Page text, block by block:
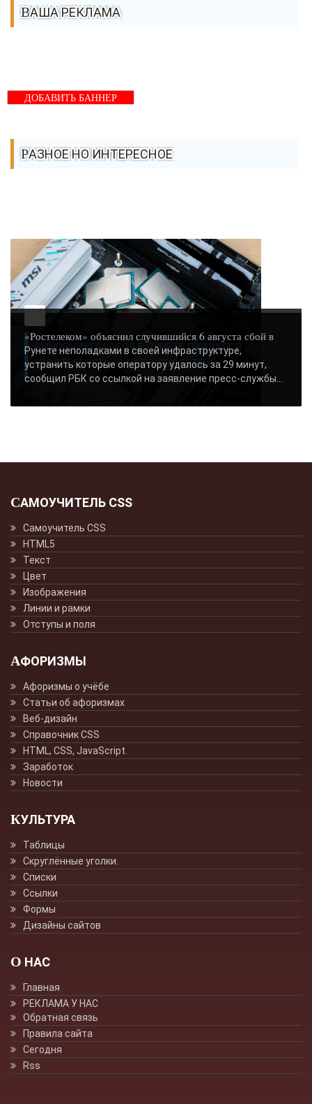
ВАША РЕКЛАМА
ДОБАВИТЬ БАННЕР
РАЗНОЕ НО ИНТЕРЕСНОЕ
ВИНОВНИКОМ СБОЯ В РУНЕТЕ ОКАЗАЛСЯ
«РОСТЕЛЕКОМ» - «НОВОСТИ СЕТИ»..
«Ростелеком» объяснил случившийся 6 августа сбой в
Рунете неполадками в своей инфраструктуре,
устранить которые оператору удалось за 29 минут,
сообщил РБК со ссылкой на заявление пресс-службы...
САМОУЧИТЕЛЬ CSS
Самоучитель CSS
HTML5
Текст
Цвет
Изображения
Линии и рамки
Отступы и поля
АФОРИЗМЫ
Афоризмы о учёбе
Статьи об афоризмах
Веб-дизайн
Справочник CSS
HTML, CSS, JavaScript.
Заработок
Новости
КУЛЬТУРА
Таблицы
Скруглённые уголки.
Списки
Ссылки
Формы
Дизайны сайтов
О НАС
Главная
РЕКЛАМА У НАС
Обратная связь
Правила сайта
Сегодня
Rss